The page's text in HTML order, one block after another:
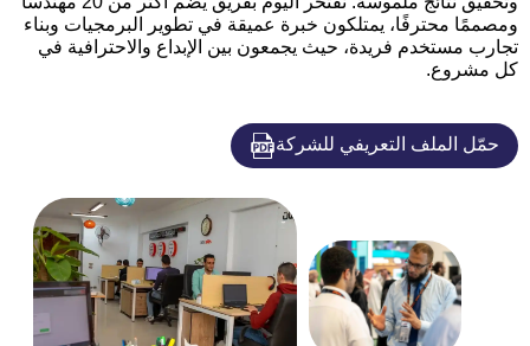
ومصممًا محترفًا، يمتلكون خبرة عميقة في تطوير البرمجيات وبناء
تجارب مستخدم فريدة، حيث يجمعون بين الإبداع والاحترافية في
كل مشروع.
حمّل الملف التعريفي للشركة